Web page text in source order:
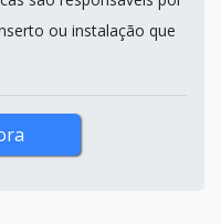
ou instalação que